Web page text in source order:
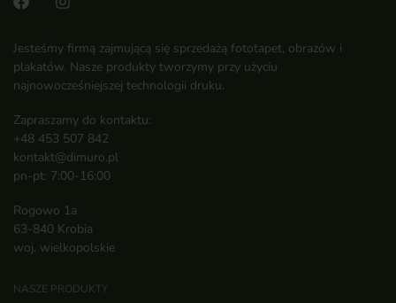
Jesteśmy firmą zajmującą się sprzedażą fototapet, obrazów i
plakatów. Nasze produkty tworzymy przy użyciu
najnowocześniejszej technologii druku.
Zapraszamy do kontaktu:
+48 453 507 842
kontakt@dimuro.pl
pn-pt: 7:00-16:00
Rogowo 1a
63-840 Krobia
woj. wielkopolskie
NASZE PRODUKTY